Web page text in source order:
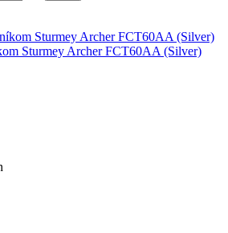
Sturmey Archer FCT60AA (Silver)